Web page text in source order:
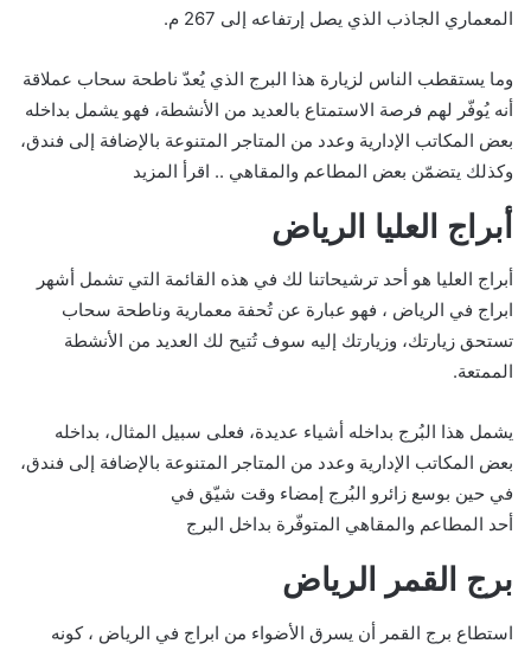
المعماري الجاذب الذي يصل إرتفاعه إلى 267 م.
وما يستقطب الناس لزيارة هذا البرج الذي يُعدّ ناطحة سحاب عملاقة
أنه يُوفّر لهم فرصة الاستمتاع بالعديد من الأنشطة، فهو يشمل بداخله
بعض المكاتب الإدارية وعدد من المتاجر المتنوعة بالإضافة إلى فندق،
وكذلك يتضمّن بعض المطاعم والمقاهي .. اقرأ المزيد
أبراج العليا الرياض
أبراج العليا هو أحد ترشيحاتنا لك في هذه القائمة التي تشمل أشهر
ابراج في الرياض ، فهو عبارة عن تُحفة معمارية وناطحة سحاب
تستحق زيارتك، وزيارتك إليه سوف تُتيح لك العديد من الأنشطة
الممتعة.
يشمل هذا البُرج بداخله أشياء عديدة، فعلى سبيل المثال، بداخله
بعض المكاتب الإدارية وعدد من المتاجر المتنوعة بالإضافة إلى فندق،
في حين بوسع زائرو البُرج إمضاء وقت شيّق في
أحد المطاعم والمقاهي المتوفّرة بداخل البرج
برج القمر الرياض
استطاع برج القمر أن يسرق الأضواء من ابراج في الرياض ، كونه